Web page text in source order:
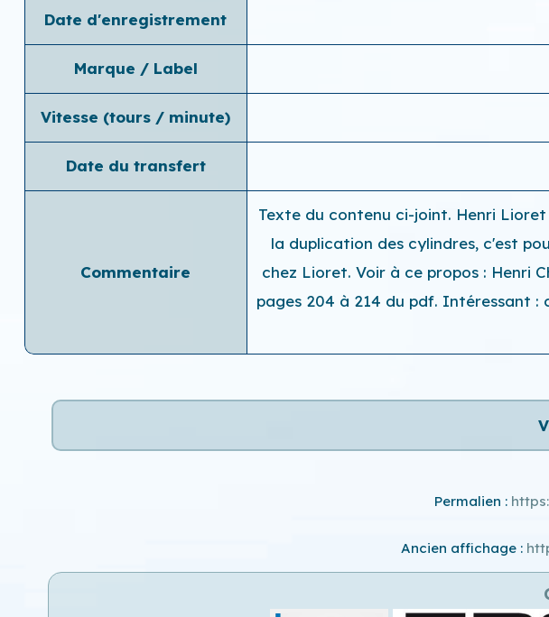
Date d'enregistrement
Marque / Label
Vitesse (tours / minute)
Date du transfert
Commentaire
Texte du contenu ci-joint. Henri
la duplication des cylindres, c'est
chez Lioret. Voir à ce propos : Henri
pages 204 à 214 du pdf. Intéressant
Permalien :
Ancien affichage :